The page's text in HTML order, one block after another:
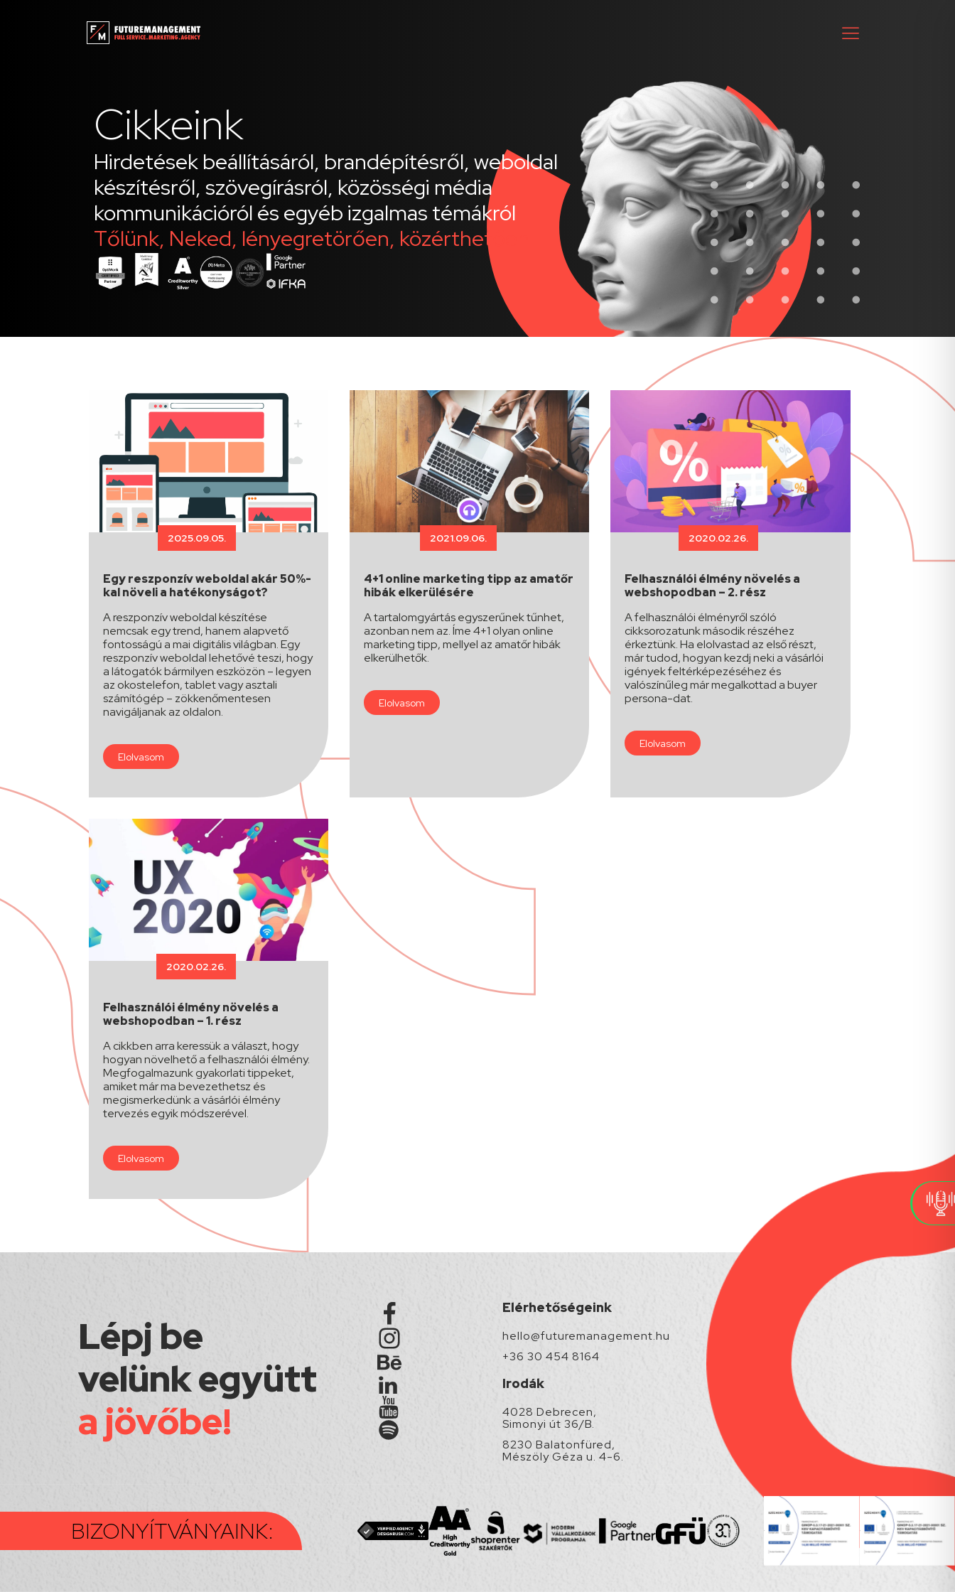
Cikkeink
Hirdetések beállításáról, brandépítésről, weboldal
készítésről, szövegírásról, közösségi média
kommunikációról és egyéb izgalmas témákról
Tőlünk, Neked, lényegretörően, közérthetően
2025.09.05.
Egy reszponzív weboldal akár 50%-
kal növeli a hatékonyságot?
A reszponzív weboldal készítése
nemcsak egy trend, hanem alapvető
fontosságú a mai digitális világban. Egy
reszponzív weboldal lehetővé teszi, hogy
a látogatók bármilyen eszközön – legyen
az okostelefon, tablet vagy asztali
számítógép – zökkenőmentesen
navigáljanak az oldalon.
Elolvasom
2021.09.06.
4+1 online marketing tipp az amatőr
hibák elkerülésére
A tartalomgyártás egyszerűnek tűnhet,
azonban nem az. Íme 4+1 olyan online
marketing tipp, mellyel az amatőr hibák
elkerülhetők.
Elolvasom
2020.02.26.
Felhasználói élmény növelés a
webshopodban – 2. rész
A felhasználói élményről szóló
cikksorozatunk második részéhez
érkeztünk. Ha elolvastad az első részt,
már tudod, hogyan kezdj neki a vásárlói
igények feltérképezéséhez és
valószínűleg már megalkottad a buyer
persona-dat.
Elolvasom
2020.02.26.
Felhasználói élmény növelés a
webshopodban – 1. rész
A cikkben arra keressük a választ, hogy
hogyan növelhető a felhasználói élmény.
Megfogalmazunk gyakorlati tippeket,
amiket már ma bevezethetsz és
megismerkedünk a vásárlói élmény
tervezés egyik módszerével.
Elolvasom
Lépj be
velünk együtt
a jövőbe!
Elérhetőségeink
hello@futuremanagement.hu
+36 30 454 8164
Irodák
4028 Debrecen,
Simonyi út 36/B.
8230 Balatonfüred,
Mészöly Géza u. 4-6.
BIZONYÍTVÁNYAINK: